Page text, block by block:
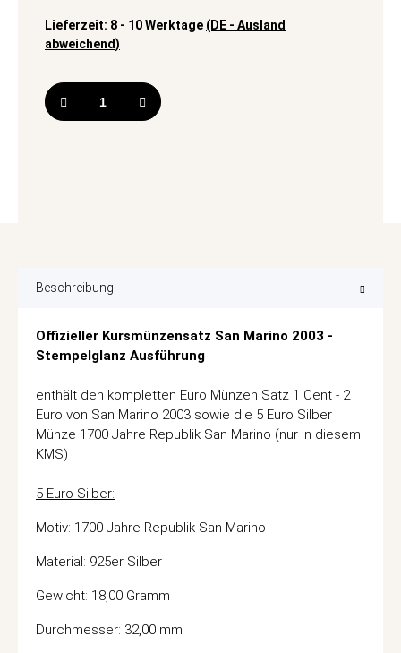
Lieferzeit: 8 - 10 Werktage (DE - Ausland
abweichend)
Beschreibung
Offizieller Kursmünzensatz San Marino 2003 -
Stempelglanz Ausführung
enthält den kompletten Euro Münzen Satz 1 Cent - 2
Euro von San Marino 2003 sowie die 5 Euro Silber
Münze 1700 Jahre Republik San Marino (nur in diesem
KMS)
5 Euro Silber:
Motiv: 1700 Jahre Republik San Marino
Material: 925er Silber
Gewicht: 18,00 Gramm
Durchmesser: 32,00 mm